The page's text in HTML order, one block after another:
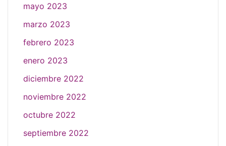
mayo 2023
marzo 2023
febrero 2023
enero 2023
diciembre 2022
noviembre 2022
octubre 2022
septiembre 2022